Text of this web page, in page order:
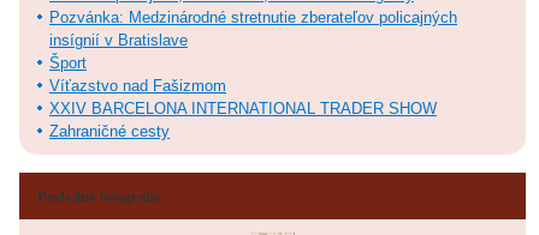
Pozvánka: Medzinárodné stretnutie zberateľov policajných
insígnií v Bratislave
Šport
Víťazstvo nad Fašizmom
XXIV BARCELONA INTERNATIONAL TRADER SHOW
Zahraničné cesty
Posledné fotografie